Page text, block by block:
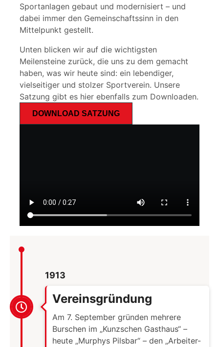
Sportanlagen gebaut und modernisiert – und
dabei immer den Gemeinschaftssinn in den
Mittelpunkt gestellt.
Unten blicken wir auf die wichtigsten
Meilensteine zurück, die uns zu dem gemacht
haben, was wir heute sind: ein lebendiger,
vielseitiger und stolzer Sportverein. Unsere
Satzung gibt es hier ebenfalls zum Downloaden.
DOWNLOAD SATZUNG
1913
Vereinsgründung
Am 7. September gründen mehrere
Burschen im „Kunzschen Gasthaus“ –
heute „Murphys Pilsbar“ – den „Arbeiter-